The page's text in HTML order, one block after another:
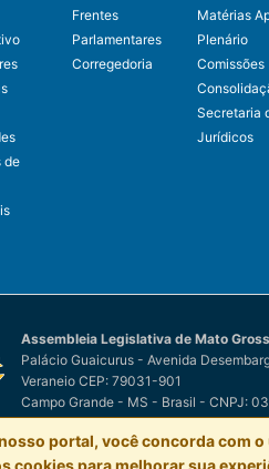
de
Frentes
Parlamentares
Corregedoria
Matérias
Plenário
Comissões
Secretaria
Jurídicos
Assembleia Legislativa de Mato
Palácio Guaicurus - Avenida
Veraneio CEP: 79031-901
Campo Grande - MS - Brasil - CNPJ:
© Assembleia Legislativa de Mato
portal, você concorda com o
cookies para melhorar sua